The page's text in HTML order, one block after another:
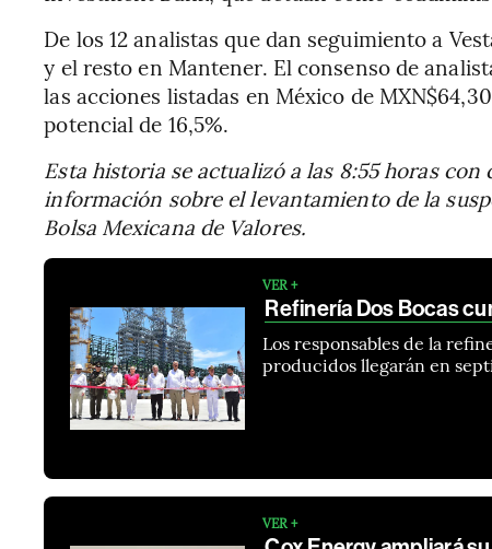
De los 12 analistas que dan seguimiento a
y el resto en Mantener. El consenso de
las acciones listadas en México de
potencial de 16,5%.
Esta historia se actualizó a las 8:55 horas
información sobre el levantamiento de la
Bolsa Mexicana de Valores.
VER +
Refinería Dos Bocas
Los responsables de la
producidos llegarán en
VER +